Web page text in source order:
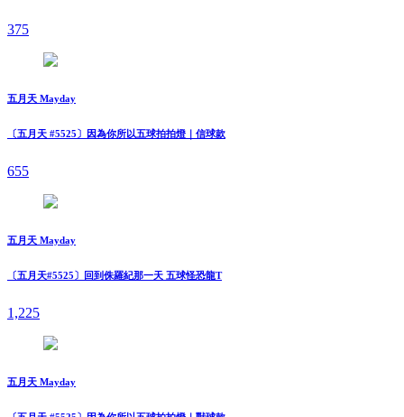
375
五月天 Mayday
〔五月天 #5525〕因為你所以五球拍拍燈｜信球款
655
五月天 Mayday
〔五月天#5525〕回到侏羅紀那一天 五球怪恐龍T
1,225
五月天 Mayday